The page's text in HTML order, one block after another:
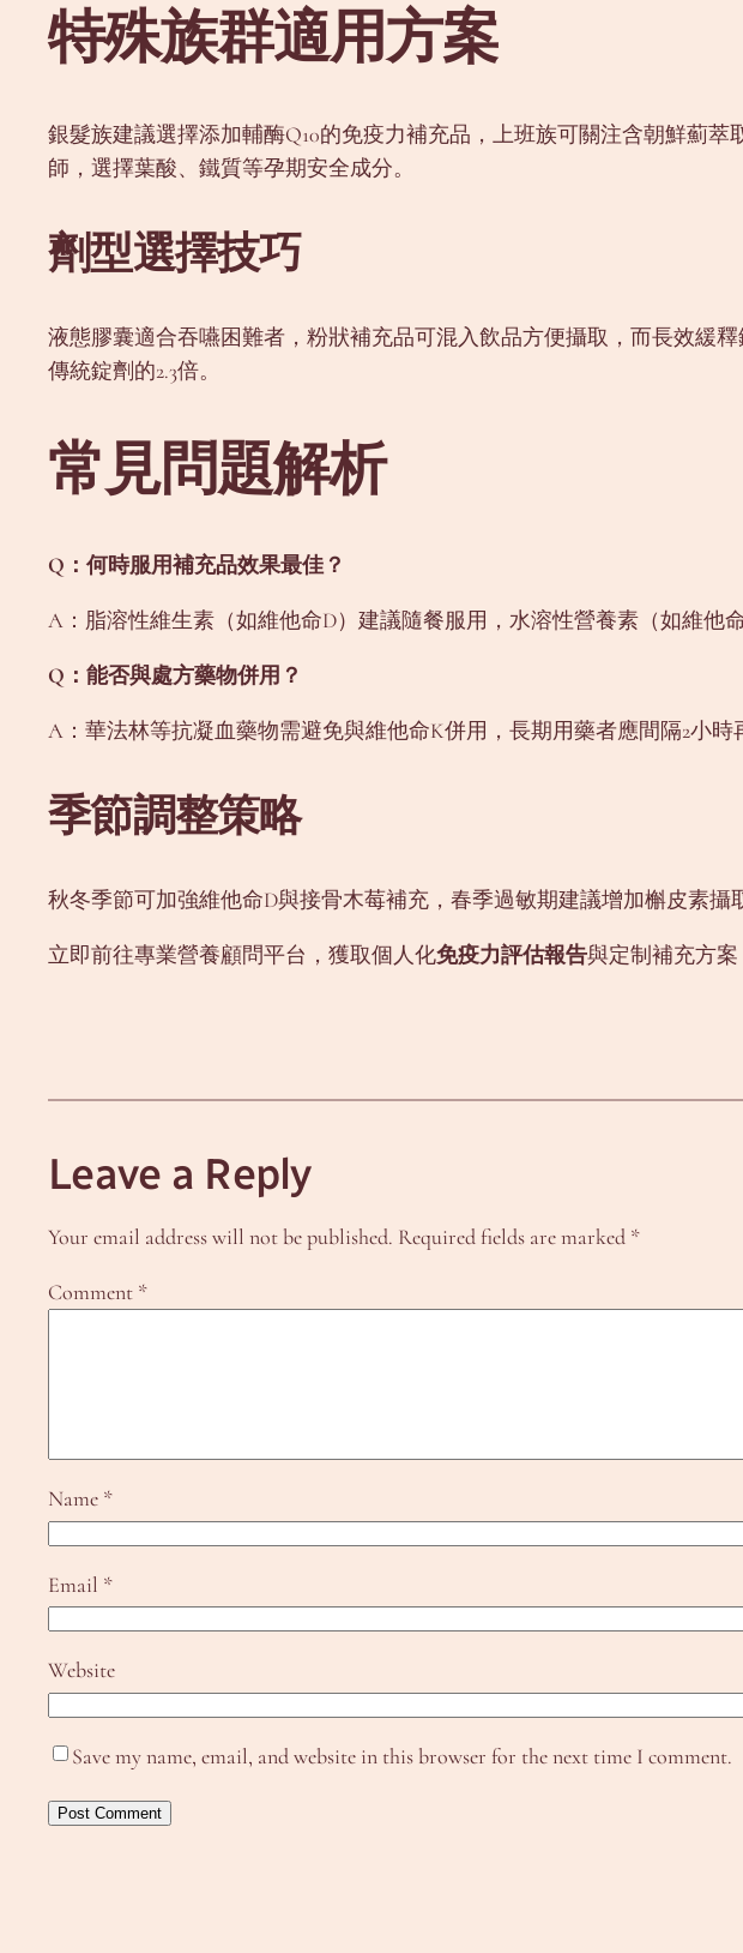
特殊族群適用方案
銀髮族建議選擇添加輔酶Q10的免疫力補充品，上班族可關注含朝鮮薊
師，選擇葉酸、鐵質等孕期安全成分。
劑型選擇技巧
液態膠囊適合吞嚥困難者，粉狀補充品可混入飲品方便攝取，而長效緩
傳統錠劑的2.3倍。
常見問題解析
Q：何時服用補充品效果最佳？
A：脂溶性維生素（如維他命D）建議隨餐服用，水溶性營養素（如維他
Q：能否與處方藥物併用？
A：華法林等抗凝血藥物需避免與維他命K併用，長期用藥者應間隔2小時
季節調整策略
秋冬季節可加強維他命D與接骨木莓補充，春季過敏期建議增加槲皮素
立即前往專業營養顧問平台，獲取個人化免疫力評估報告與定制補充方案
Leave a Reply
Your email address will not be published. Required fields are marked *
Comment *
Name *
Email *
Website
Save my name, email, and website in this browser for the next time I comment.